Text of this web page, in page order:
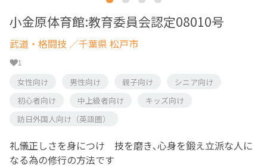
小金原体育館:教育委員会認定08010号
武道・格闘技 ／千葉県 松戸市
1
女性向け
男性向け 親子向け
シニア向け
初心者向け
中上級者向け
キッズ向け
訪日外国人向け（英語圏）
礼儀正しさを身につけ 技を磨き､心身を鍛え立派な人に
なる為の修行の方法です